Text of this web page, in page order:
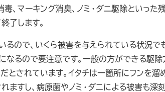
毒、マーキング消臭、ノミ・ダニ駆除といった
了します。
るので、いくら被害を与えられている状況
なるので要注意です。一般の方ができる駆除
とされています。イタチは一箇所にフンを溜
ますし、病原菌やノミ・ダニによる被害も深刻